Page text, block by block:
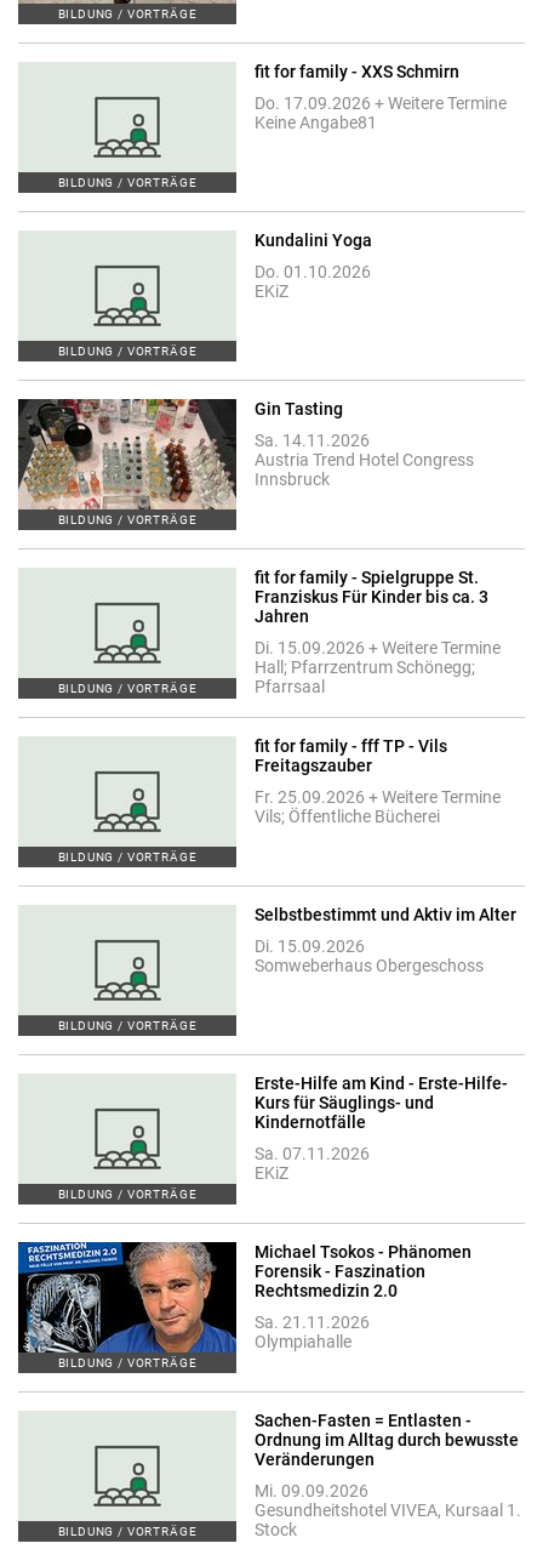
BILDUNG / VORTRÄGE
BILDUNG / VORTRÄGE
fit for family - XXS Schmirn
Do. 17.09.2026 + Weitere Termine
Keine Angabe81
BILDUNG / VORTRÄGE
Kundalini Yoga
Do. 01.10.2026
EKiZ
BILDUNG / VORTRÄGE
Gin Tasting
Sa. 14.11.2026
Austria Trend Hotel Congress
Innsbruck
BILDUNG / VORTRÄGE
fit for family - Spielgruppe St.
Franziskus Für Kinder bis ca. 3
Jahren
Di. 15.09.2026 + Weitere Termine
Hall; Pfarrzentrum Schönegg;
Pfarrsaal
BILDUNG / VORTRÄGE
fit for family - fff TP - Vils
Freitagszauber
Fr. 25.09.2026 + Weitere Termine
Vils; Öffentliche Bücherei
BILDUNG / VORTRÄGE
Selbstbestimmt und Aktiv im Alter
Di. 15.09.2026
Somweberhaus Obergeschoss
BILDUNG / VORTRÄGE
Erste-Hilfe am Kind - Erste-Hilfe-
Kurs für Säuglings- und
Kindernotfälle
Sa. 07.11.2026
EKiZ
BILDUNG / VORTRÄGE
Michael Tsokos - Phänomen
Forensik - Faszination
Rechtsmedizin 2.0
Sa. 21.11.2026
Olympiahalle
BILDUNG / VORTRÄGE
Sachen-Fasten = Entlasten -
Ordnung im Alltag durch bewusste
Veränderungen
Mi. 09.09.2026
Gesundheitshotel VIVEA, Kursaal 1.
Stock